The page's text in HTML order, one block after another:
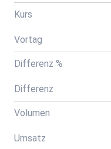
Kurs
Vortag
Differenz %
Differenz
Volumen
Umsatz